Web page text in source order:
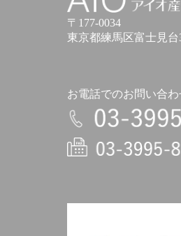
アイオ産業株式会社
〒177-0034
東京都練馬区富士見台
お電話でのお問い合
電話